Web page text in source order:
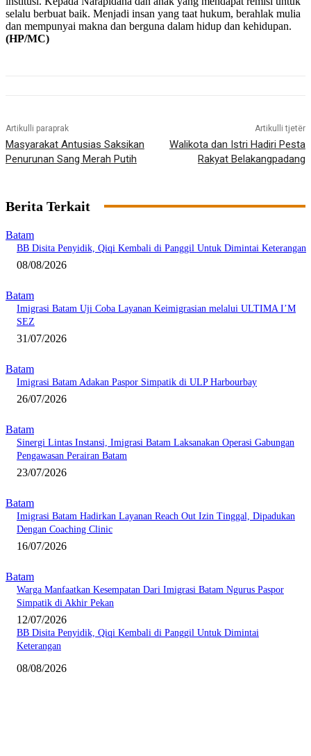
selalu berbuat baik. Menjadi insan yang taat hukum, berahlak mulia
dan mempunyai makna dan berguna dalam hidup dan kehidupan.
(HP/MC)
Artikulli paraprak
Masyarakat Antusias Saksikan
Penurunan Sang Merah Putih
Artikulli tjetër
Walikota dan Istri Hadiri Pesta
Rakyat Belakangpadang
Berita Terkait
Batam
BB Disita Penyidik, Qiqi Kembali di Panggil Untuk Dimintai Keterangan
08/08/2026
Batam
Imigrasi Batam Uji Coba Layanan Keimigrasian melalui ULTIMA I’M
SEZ
31/07/2026
Batam
Imigrasi Batam Adakan Paspor Simpatik di ULP Harbourbay
26/07/2026
Batam
Sinergi Lintas Instansi, Imigrasi Batam Laksanakan Operasi Gabungan
Pengawasan Perairan Batam
23/07/2026
Batam
Imigrasi Batam Hadirkan Layanan Reach Out Izin Tinggal, Dipadukan
Dengan Coaching Clinic
16/07/2026
Batam
Warga Manfaatkan Kesempatan Dari Imigrasi Batam Ngurus Paspor
Simpatik di Akhir Pekan
12/07/2026
BB Disita Penyidik, Qiqi Kembali di Panggil Untuk Dimintai
Keterangan
08/08/2026